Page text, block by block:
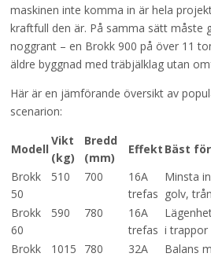
maskinen inte komma in är hela
kraftfull den är. På samma sätt måste
noggrant – en Brokk 900 på över 11
äldre byggnad med träbjälklag utan
Här är en jämförande översikt av
scenarion:
Modell
Vikt
(kg)
Bredd
(mm)
Effekt Bäst för
Brokk
50
510 700
16A
trefas
Minsta
golv,
Brokk
60
590 780
16A
trefas i trappor
Brokk
1015 780
32A
Balans